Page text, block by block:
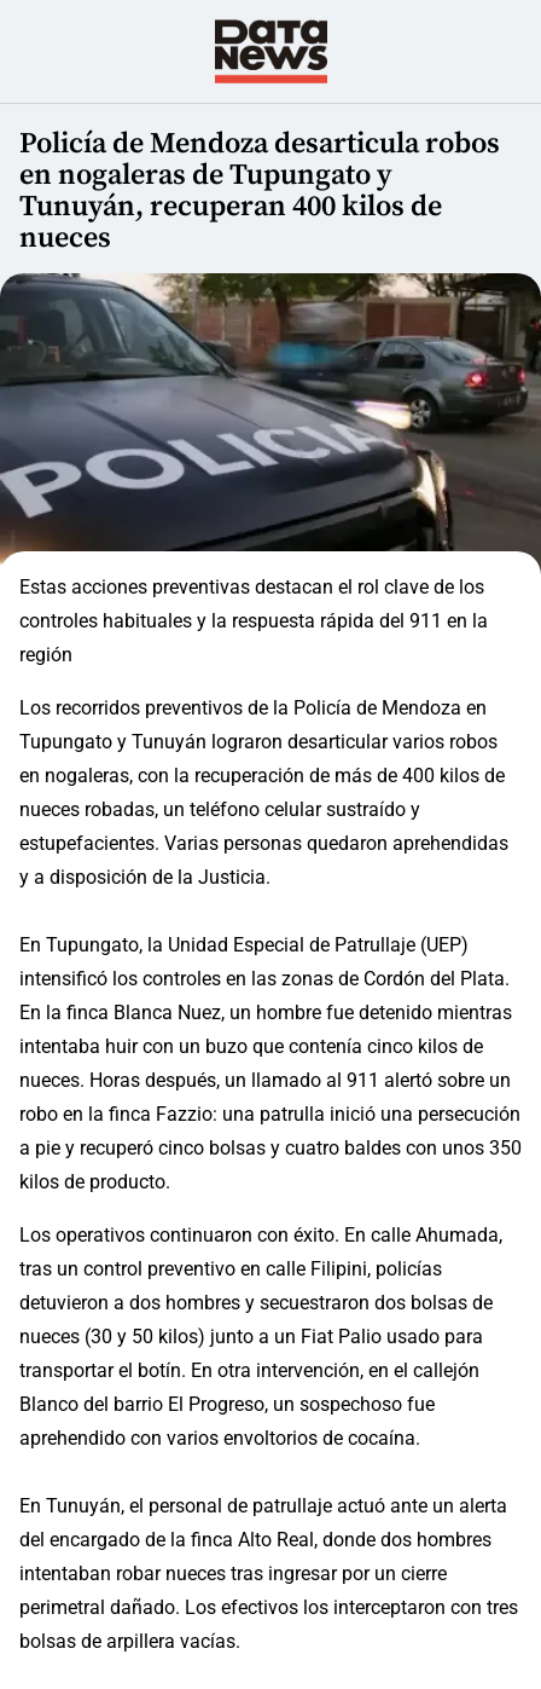
Policía de Mendoza desarticula robos
en nogaleras de Tupungato y
Tunuyán, recuperan 400 kilos de
nueces
Estas acciones preventivas destacan el rol clave de los
controles habituales y la respuesta rápida del 911 en la
región
Los recorridos preventivos de la Policía de Mendoza en
Tupungato y Tunuyán lograron desarticular varios robos
en nogaleras, con la recuperación de más de 400 kilos de
nueces robadas, un teléfono celular sustraído y
estupefacientes. Varias personas quedaron aprehendidas
y a disposición de la Justicia.
En Tupungato, la Unidad Especial de Patrullaje (UEP)
intensificó los controles en las zonas de Cordón del Plata.
En la finca Blanca Nuez, un hombre fue detenido mientras
intentaba huir con un buzo que contenía cinco kilos de
nueces. Horas después, un llamado al 911 alertó sobre un
robo en la finca Fazzio: una patrulla inició una persecución
a pie y recuperó cinco bolsas y cuatro baldes con unos 350
kilos de producto.
Los operativos continuaron con éxito. En calle Ahumada,
tras un control preventivo en calle Filipini, policías
detuvieron a dos hombres y secuestraron dos bolsas de
nueces (30 y 50 kilos) junto a un Fiat Palio usado para
transportar el botín. En otra intervención, en el callejón
Blanco del barrio El Progreso, un sospechoso fue
aprehendido con varios envoltorios de cocaína.
En Tunuyán, el personal de patrullaje actuó ante un alerta
del encargado de la finca Alto Real, donde dos hombres
intentaban robar nueces tras ingresar por un cierre
perimetral dañado. Los efectivos los interceptaron con tres
bolsas de arpillera vacías.